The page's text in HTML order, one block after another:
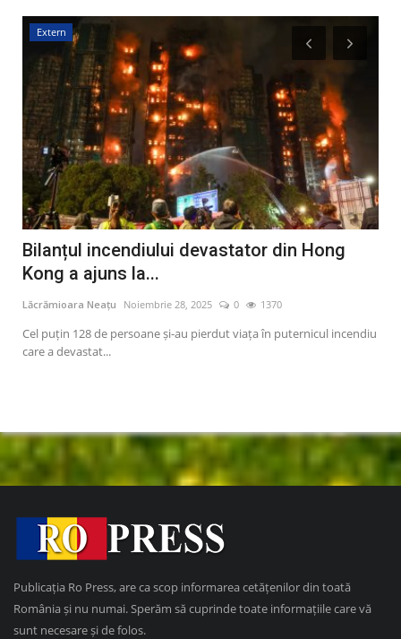
Extern
Bilanțul incendiului devastator din Hong
Kong a ajuns la...
Lăcrămioara Neațu Noiembrie 28, 2025 0 1370
Cel puțin 128 de persoane și-au pierdut viața în puternicul incendiu
care a devastat...
Publicația Ro Press, are ca scop informarea cetățenilor din toată
România și nu numai. Sperăm să cuprinde toate informațiile care vă
sunt necesare și de folos.